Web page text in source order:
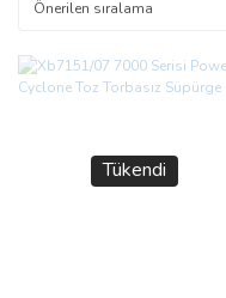
Tükendi